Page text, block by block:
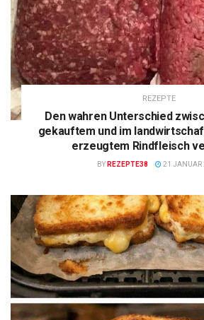
REZEPTE
Den wahren Unterschied
gekauftem und im
erzeugtem Rindfleisch
BY REZEPTE38 21 JANUAR